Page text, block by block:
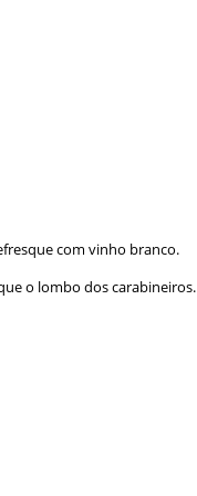
com vinho branco.
o lombo dos carabineiros.